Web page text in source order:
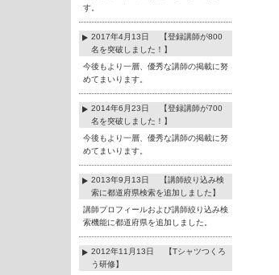
す。
2017年4月13日 【登録講師が800
名を突破しました！】
今後もより一層、優秀な講師の掲載に努
めてまいります。
2014年6月23日 【登録講師が700
名を突破しました！】
今後もより一層、優秀な講師の掲載に努
めてまいります。
2013年9月13日 【講師絞り込み検
索に都道府県検索を追加しました】
講師プロフィールおよび講師絞り込み検
索機能に都道府県を追加しました。
2012年11月13日 【Tシャツつくろ
う研修】